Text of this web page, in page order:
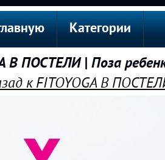
Категории
В ПОСТЕЛИ | Поза
к FITOYOGA В